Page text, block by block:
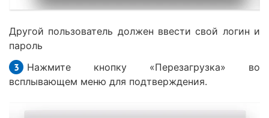
Другой пользователь должен ввести свой логин и
пароль
Нажмите кнопку «Перезагрузка» во
всплывающем меню для подтверждения.